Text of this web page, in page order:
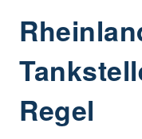
Regel